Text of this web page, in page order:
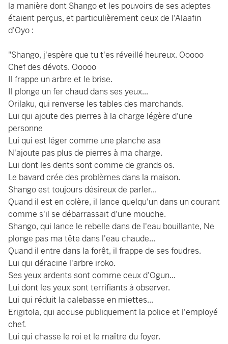
la manière dont Shango et les pouvoirs de ses adeptes
étaient perçus, et particulièrement ceux de l'Alaafin
d'Oyo :
"Shango, j'espère que tu t'es réveillé heureux. Ooooo
Chef des dévots. Ooooo
Il frappe un arbre et le brise.
Il plonge un fer chaud dans ses yeux...
Orilaku, qui renverse les tables des marchands.
Lui qui ajoute des pierres à la charge légère d'une
personne
Lui qui est léger comme une planche asa
N'ajoute pas plus de pierres à ma charge.
Lui dont les dents sont comme de grands os.
Le bavard crée des problèmes dans la maison.
Shango est toujours désireux de parler...
Quand il est en colère, il lance quelqu'un dans un courant
comme s'il se débarrassait d'une mouche.
Shango, qui lance le rebelle dans de l'eau bouillante, Ne
plonge pas ma tête dans l'eau chaude...
Quand il entre dans la forêt, il frappe de ses foudres.
Lui qui déracine l'arbre iroko.
Ses yeux ardents sont comme ceux d'Ogun...
Lui dont les yeux sont terrifiants à observer.
Lui qui réduit la calebasse en miettes...
Erigitola, qui accuse publiquement la police et l'employé
chef.
Lui qui chasse le roi et le maître du foyer.